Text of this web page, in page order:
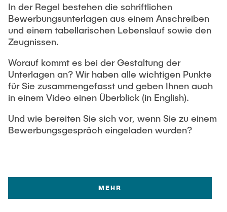
In der Regel bestehen die schriftlichen
Bewerbungsunterlagen aus einem Anschreiben
und einem tabellarischen Lebenslauf sowie den
Zeugnissen.
Worauf kommt es bei der Gestaltung der
Unterlagen an? Wir haben alle wichtigen Punkte
für Sie zusammengefasst und geben Ihnen auch
in einem Video einen Überblick (in English).
Und wie bereiten Sie sich vor, wenn Sie zu einem
Bewerbungsgespräch eingeladen wurden?
MEHR